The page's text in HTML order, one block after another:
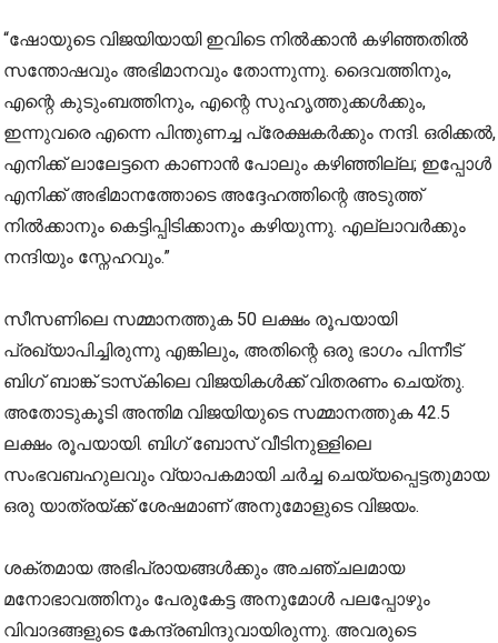
“ഷോയുടെ വിജയിയായി ഇവിടെ നിൽക്കാൻ കഴിഞ്ഞതിൽ
സന്തോഷവും അഭിമാനവും തോന്നുന്നു. ദൈവത്തിനും,
എന്റെ കുടുംബത്തിനും, എന്റെ സുഹൃത്തുക്കൾക്കും,
ഇന്നുവരെ എന്നെ പിന്തുണച്ച പ്രേക്ഷകർക്കും നന്ദി. ഒരിക്കൽ,
എനിക്ക് ലാലേട്ടനെ കാണാൻ പോലും കഴിഞ്ഞില്ല; ഇപ്പോൾ
എനിക്ക് അഭിമാനത്തോടെ അദ്ദേഹത്തിന്റെ അടുത്ത്
നിൽക്കാനും കെട്ടിപ്പിടിക്കാനും കഴിയുന്നു. എല്ലാവർക്കും
നന്ദിയും സ്നേഹവും.”
സീസണിലെ സമ്മാനത്തുക 50 ലക്ഷം രൂപയായി
പ്രഖ്യാപിച്ചിരുന്നു എങ്കിലും, അതിന്റെ ഒരു ഭാഗം പിന്നീട്
ബിഗ് ബാങ്ക് ടാസ്‌കിലെ വിജയികൾക്ക് വിതരണം ചെയ്തു.
അതോടുകൂടി അന്തിമ വിജയിയുടെ സമ്മാനത്തുക 42.5
ലക്ഷം രൂപയായി. ബിഗ് ബോസ് വീടിനുള്ളിലെ
സംഭവബഹുലവും വ്യാപകമായി ചർച്ച ചെയ്യപ്പെട്ടതുമായ
ഒരു യാത്രയ്ക്ക് ശേഷമാണ് അനുമോളുടെ വിജയം.
ശക്തമായ അഭിപ്രായങ്ങൾക്കും അചഞ്ചലമായ
മനോഭാവത്തിനും പേരുകേട്ട അനുമോൾ പലപ്പോഴും
വിവാദങ്ങളുടെ കേന്ദ്രബിന്ദുവായിരുന്നു. അവരുടെ